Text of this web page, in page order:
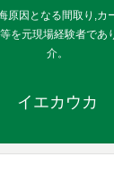
原因となる間取り,カ
を元現場経験者であ
介。
イエカウカ